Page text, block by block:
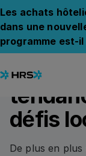
Les achats
dans une
programme est-
Back to Blog
Back to Blog
CONNECT
défis
De plus en